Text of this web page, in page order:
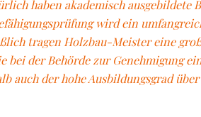
haben akademisch ausgebildete
wird ein
tragen Holzbau-Meister eine
bei der Behörde zur Genehmigung
auch der hohe Ausbildungsgrad